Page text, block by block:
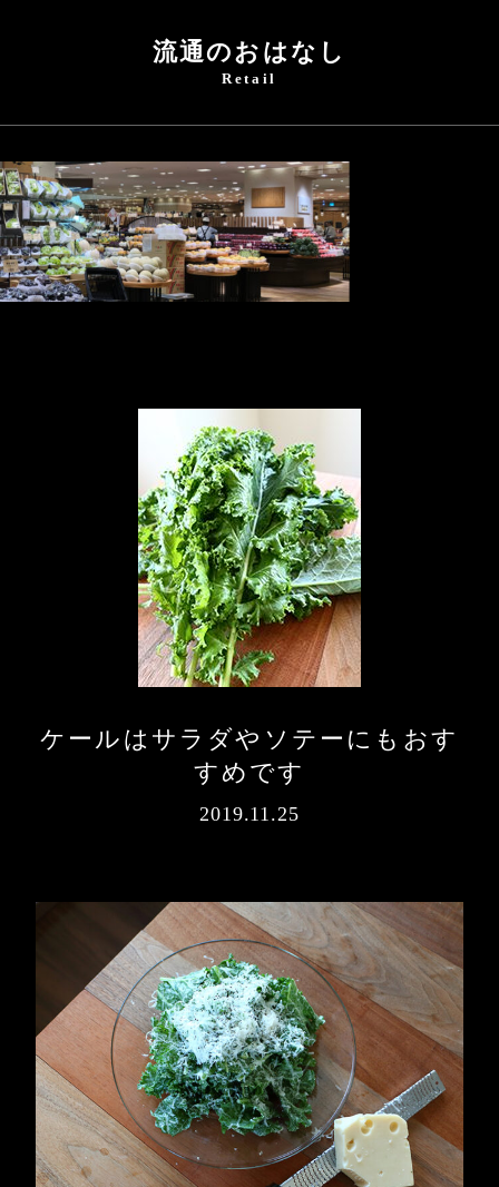
流通のおはなし
Retail
ケールはサラダやソテーにもおす
すめです
2019.11.25